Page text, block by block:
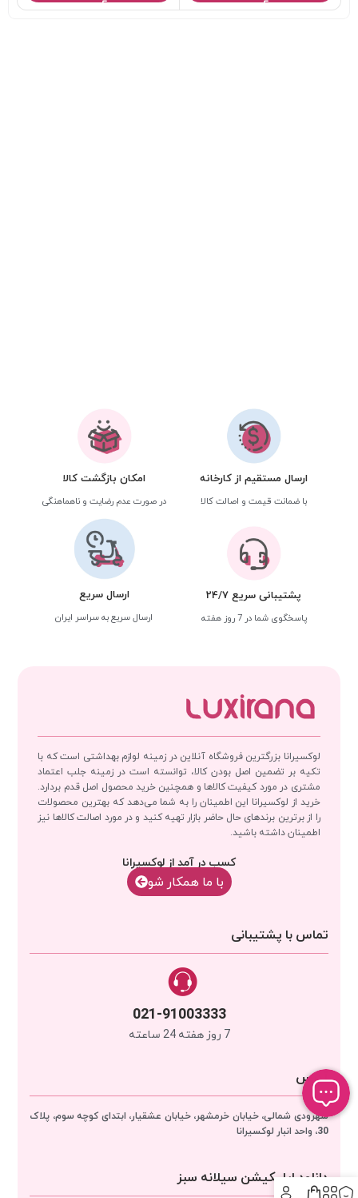
ارسال مستقیم از کارخانه
با ضمانت قیمت و اصالت کالا
امکان بازگشت کالا
در صورت عدم رضایت و ناهماهنگی
پشتیبانی سریع 24/7
پاسخگوی شما در 7 روز هفته
ارسال سریع
ارسال سریع به سراسر ایران
لوکسیرانا بزرگترین فروشگاه آنلاین در زمینه لوازم بهداشتی است که با
تکیه بر تضمین اصل بودن کالا، توانسته است در زمینه جلب اعتماد
مشتری در مورد کیفیت کالاها و همچنین خرید محصول اصل قدم بردارد.
خرید از لوکسیرانا این اطمینان را به شما می‌دهد که بهترین محصولات
را از برترین برندهای حال حاضر بازار تهیه کنید و در مورد اصالت کالاها نیز
اطمینان داشته باشید.
کسب در آمد از لوکسیرانا
با‌‌ ما همکار شو
تماس با پشتیبانی
021-91003333
7 روز هفته 24 ساعته
آدرس
سهرودی شمالی، خیابان خرمشهر، خیابان عشقیار، ابتدای کوچه سوم، پلاک
30، واحد انبار
لوکسیرانا
دانلود اپلیکیشن سیلانه سبز